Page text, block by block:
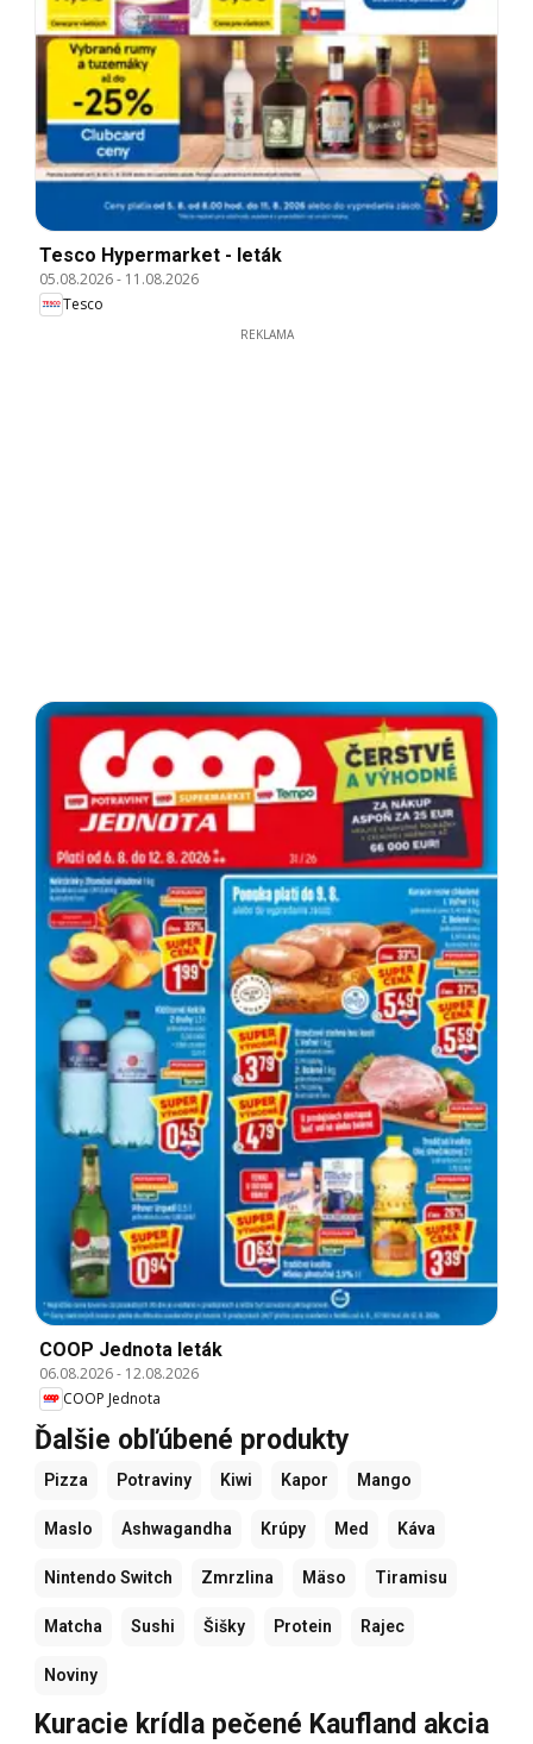
Tesco Hypermarket - leták
05.08.2026- 11.08.2026
Tesco
REKLAMA
COOP Jednota leták
06.08.2026- 12.08.2026
COOP Jednota
Ďalšie obľúbené produkty
Pizza Potraviny Kiwi Kapor Mango
Maslo Ashwagandha Krúpy Med Káva
Nintendo Switch Zmrzlina Mäso Tiramisu
Matcha Sushi Šišky Protein Rajec
Noviny
Kuracie krídla pečené Kaufland akcia